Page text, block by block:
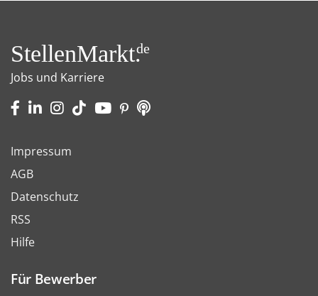
StellenMarkt.de
Jobs und Karriere
Impressum
AGB
Datenschutz
RSS
Hilfe
Für Bewerber